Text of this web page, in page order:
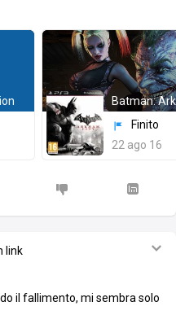
Batman:
Finito
22 ago 16
link
il fallimento, mi sembra solo